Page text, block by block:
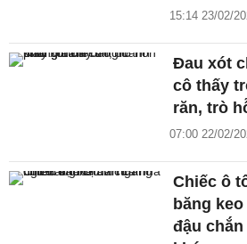
15:14 23/02/
Đau xót
cô thấy
răn, trò
07:00 22/02/
Chiếc ô
băng
đậu